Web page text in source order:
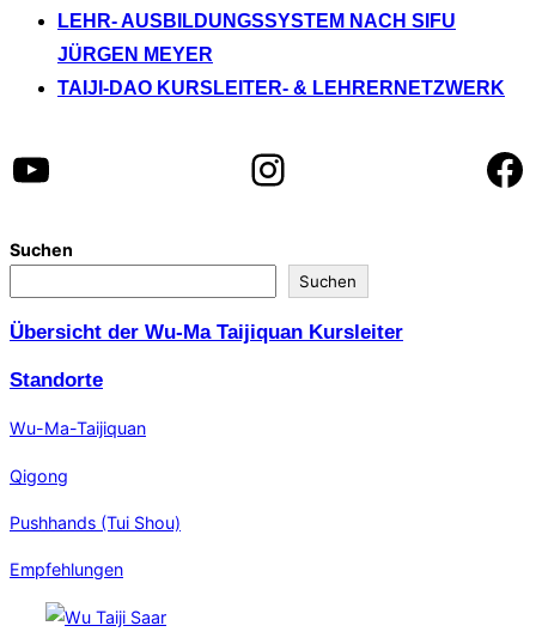
LEHR- AUSBILDUNGSSYSTEM NACH SIFU
JÜRGEN MEYER
TAIJI-DAO KURSLEITER- & LEHRERNETZWERK
YouTube Instagram
Suchen
Suchen
Übersicht der Wu-Ma Taijiquan Kursleiter
Standorte
Wu-Ma-Taijiquan
Qigong
Pushhands (Tui Shou)
Empfehlungen